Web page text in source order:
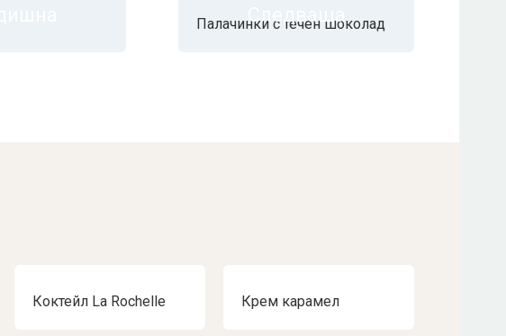
Палачинки с течен шоколад
Коктейл La Rochelle Крем карамел